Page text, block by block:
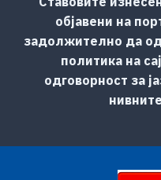
објавени на
задолжително да
политика на
одговорност за